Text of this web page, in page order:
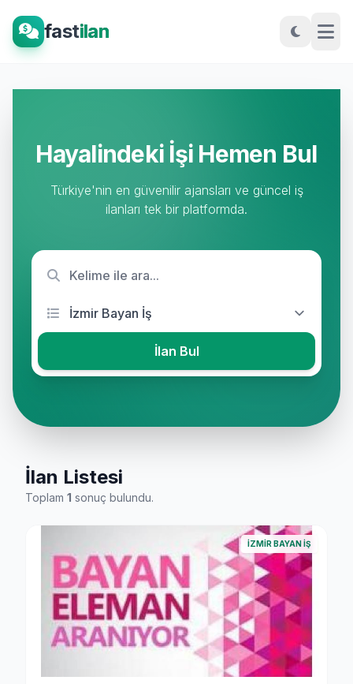
fastilan
Hayalindeki İşi Hemen Bul
Türkiye'nin en güvenilir ajansları ve güncel iş
ilanları tek bir platformda.
İlan Bul
İlan Listesi
Toplam 1 sonuç bulundu.
İZMIR BAYAN İŞ